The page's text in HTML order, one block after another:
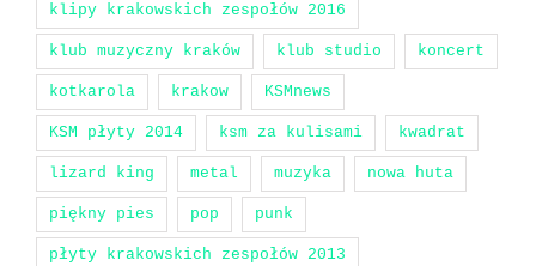
klipy krakowskich zespołów 2016
klub muzyczny kraków klub studio koncert
kotkarola krakow KSMnews
KSM płyty 2014 ksm za kulisami kwadrat
lizard king metal muzyka nowa huta
piękny pies pop punk
płyty krakowskich zespołów 2013